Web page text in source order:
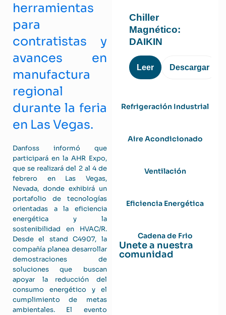
herramientas
para
contratistas y
avances en
manufactura
regional
durante la feria
en Las Vegas.
Danfoss informó que
participará en la AHR Expo,
que se realizará del 2 al 4 de
febrero en Las Vegas,
Nevada, donde exhibirá un
portafolio de tecnologías
orientadas a la eficiencia
energética y la
sostenibilidad en HVAC/R.
Desde el stand C4907, la
compañía planea desarrollar
demostraciones de
soluciones que buscan
apoyar la reducción del
consumo energético y el
cumplimiento de metas
ambientales. El evento
Chiller
Magnético:
DAIKIN
Leer Descargar
Refrigeración Industrial
Aire Acondicionado
Ventilación
Eficiencia Energética
Cadena de Frio
Unete a nuestra
comunidad